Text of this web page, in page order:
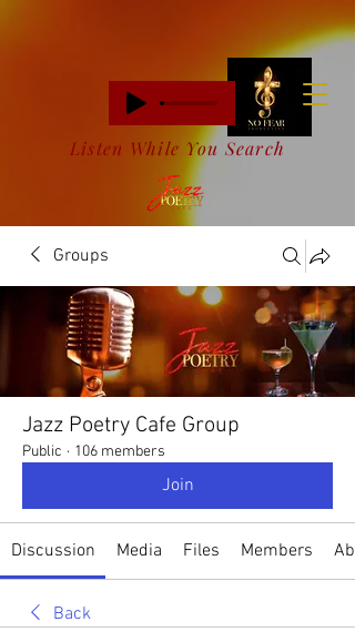
Listen While You Search
Groups
Jazz Poetry Cafe Group
Public · 106 members
Join
Discussion Media Files Members
Back